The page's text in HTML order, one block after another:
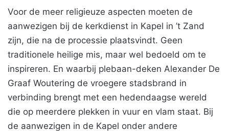
Voor de meer religieuze aspecten moeten de
aanwezigen bij de kerkdienst in Kapel in ’t Zand
zijn, die na de processie plaatsvindt. Geen
traditionele heilige mis, maar wel bedoeld om te
inspireren. En waarbij plebaan-deken Alexander De
Graaf Woutering de vroegere stadsbrand in
verbinding brengt met een hedendaagse wereld
die op meerdere plekken in vuur en vlam staat. Bij
de aanwezigen in de Kapel onder andere